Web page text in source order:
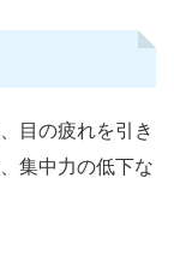
目の疲れを引き
集中力の低下な